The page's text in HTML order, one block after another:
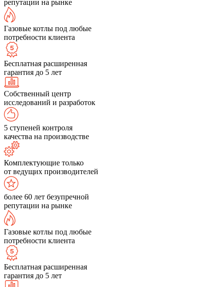
репутации на рынке
Газовые котлы под любые
потребности клиента
Бесплатная расширенная
гарантия до 5 лет
Собственный центр
исследований и разработок
5 ступеней контроля
качества на производстве
Комплектующие только
от ведущих производителей
более 60 лет безупречной
репутации на рынке
Газовые котлы под любые
потребности клиента
Бесплатная расширенная
гарантия до 5 лет